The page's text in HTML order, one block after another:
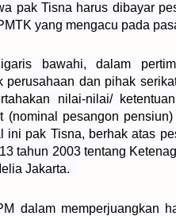
pak Tisna harus dibayar
yang mengacu pada
bawahi, dalam
perusahaan dan pihak
nilai-nilai/
(nominal pesangon
ini pak Tisna, berhak atas
tahun 2003 tentang
Jakarta.
dalam memperjuangkan